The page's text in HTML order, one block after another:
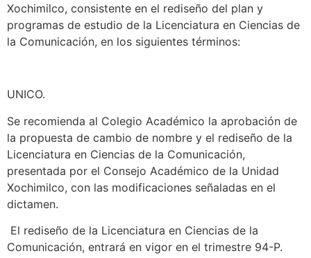
Xochimilco, consistente en el rediseño del plan y
programas de estudio de la Licenciatura en Ciencias de
la Comunicación, en los siguientes términos:
UNICO.
Se recomienda al Colegio Académico la aprobación de
la propuesta de cambio de nombre y el rediseño de la
Licenciatura en Ciencias de la Comunicación,
presentada por el Consejo Académico de la Unidad
Xochimilco, con las modificaciones señaladas en el
dictamen.
El rediseño de la Licenciatura en Ciencias de la
Comunicación, entrará en vigor en el trimestre 94-P.